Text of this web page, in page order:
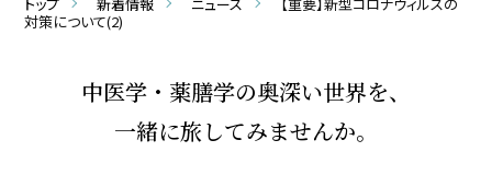
対策について(2)
中医学・薬膳学の奥深い世界を、
一緒に旅してみませんか。